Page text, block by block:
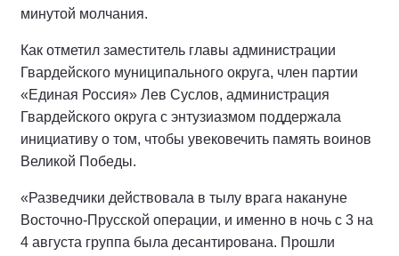
минутой молчания.
Как отметил заместитель главы администрации
Гвардейского муниципального округа, член партии
«Единая Россия» Лев Суслов, администрация
Гвардейского округа с энтузиазмом поддержала
инициативу о том, чтобы увековечить память воинов
Великой Победы.
«Разведчики действовала в тылу врага накануне
Восточно-Прусской операции, и именно в ночь с 3 на
4 августа группа была десантирована. Прошли